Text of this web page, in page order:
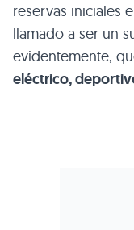
reservas iniciales
llamado a ser un
evidentemente,
eléctrico,